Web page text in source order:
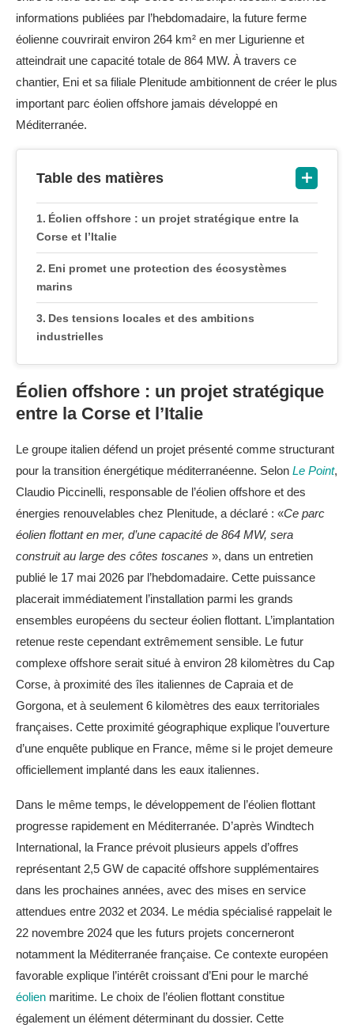
informations publiées par l’hebdomadaire, la future ferme
éolienne couvrirait environ 264 km² en mer Ligurienne et
atteindrait une capacité totale de 864 MW. À travers ce
chantier, Eni et sa filiale Plenitude ambitionnent de créer le plus
important parc éolien offshore jamais développé en
Méditerranée.
Table des matières
Éolien offshore : un projet stratégique entre la
Corse et l’Italie
Eni promet une protection des écosystèmes
marins
Des tensions locales et des ambitions
industrielles
Éolien offshore : un projet stratégique
entre la Corse et l’Italie
Le groupe italien défend un projet présenté comme structurant
pour la transition énergétique méditerranéenne. Selon Le Point,
Claudio Piccinelli, responsable de l’éolien offshore et des
énergies renouvelables chez Plenitude, a déclaré : «Ce parc
éolien flottant en mer, d’une capacité de 864 MW, sera
construit au large des côtes toscanes », dans un entretien
publié le 17 mai 2026 par l’hebdomadaire. Cette puissance
placerait immédiatement l’installation parmi les grands
ensembles européens du secteur éolien flottant. L’implantation
retenue reste cependant extrêmement sensible. Le futur
complexe offshore serait situé à environ 28 kilomètres du Cap
Corse, à proximité des îles italiennes de Capraia et de
Gorgona, et à seulement 6 kilomètres des eaux territoriales
françaises. Cette proximité géographique explique l’ouverture
d’une enquête publique en France, même si le projet demeure
officiellement implanté dans les eaux italiennes.
Dans le même temps, le développement de l’éolien flottant
progresse rapidement en Méditerranée. D’après Windtech
International, la France prévoit plusieurs appels d’offres
représentant 2,5 GW de capacité offshore supplémentaires
dans les prochaines années, avec des mises en service
attendues entre 2032 et 2034. Le média spécialisé rappelait le
22 novembre 2024 que les futurs projets concerneront
notamment la Méditerranée française. Ce contexte européen
favorable explique l’intérêt croissant d’Eni pour le marché
éolien maritime. Le choix de l’éolien flottant constitue
également un élément déterminant du dossier. Cette